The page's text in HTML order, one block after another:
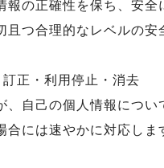
報の正確性を保ち、安
且つ合理的なレベルの安
正・利用停止・消去
、自己の個人情報につ
合には速やかに対応しま